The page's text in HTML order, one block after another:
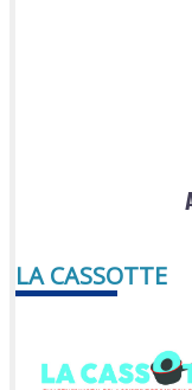
LA CASSOTTE